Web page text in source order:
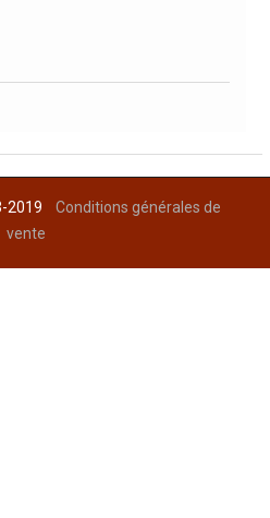
2019Conditions générales de
vente